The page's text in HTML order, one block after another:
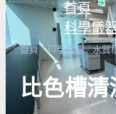
首頁
科學儀
樣品濃縮/乾
首頁 / 科學儀器 / 水質
比色槽清